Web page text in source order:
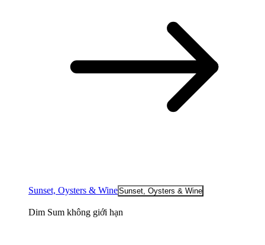
Sunset, Oysters & WineSunset, Oysters & Wine
Dim Sum không giới hạn